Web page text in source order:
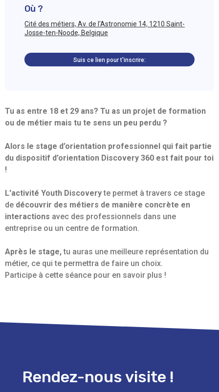
Tu as entre 18 et 29 ans? Tu as un projet de formation
ou de métier mais tu te sens un peu perdu ?
Alors le stage d’orientation professionnel qui fait partie
du dispositif d’orientation Discovery 360 est fait pour toi
!
L'activité Youth Discoveryte permet à travers ce stage
de découvrir des métiers de manière concrète en
interactions avec des professionnels dans une
entreprise ou un centre de formation.
Après le stage,tu auras une meilleure représentation du
métier, ce qui te permettra de faire un choix.
Participe à cette séance pour en savoir plus !
Où ?
Cité des métiers, Av. de l'Astronomie 14, 1210 Saint-
Josse-ten-Noode, Belgique
Suis ce lien pour t'inscrire:
Rendez-nous visite !